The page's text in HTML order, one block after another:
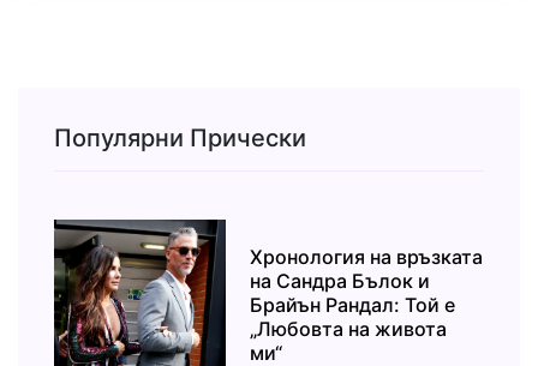
Популярни Прически
Хронология на връзката
на Сандра Бълок и
Брайън Рандал: Той е
„Любовта на живота
ми“